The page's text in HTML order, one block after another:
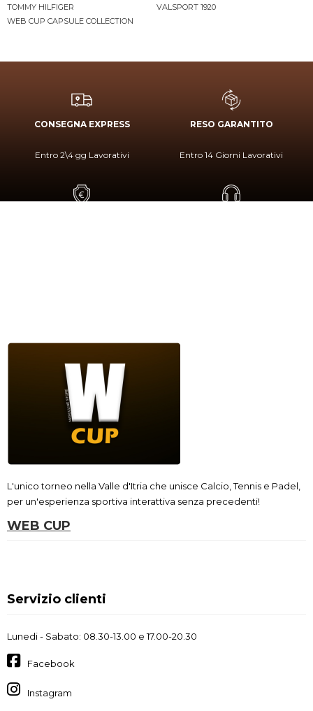
TOMMY HILFIGER
VALSPORT 1920
WEB CUP CAPSULE COLLECTION
CONSEGNA EXPRESS
Entro 2\4 gg Lavorativi
RESO GARANTITO
Entro 14 Giorni Lavorativi
L'unico torneo nella Valle d'Itria che unisce Calcio, Tennis e Padel,
per un'esperienza sportiva interattiva senza precedenti!
WEB CUP
Servizio clienti
Lunedi - Sabato: 08.30-13.00 e 17.00-20.30
Facebook
Instagram